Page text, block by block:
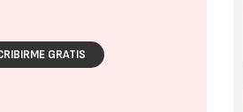
GRATIS